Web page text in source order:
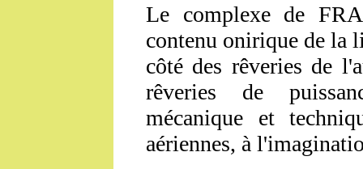
Le complexe de
contenu onirique de la
côté des rêveries de
rêveries de
mécanique et
aériennes, à